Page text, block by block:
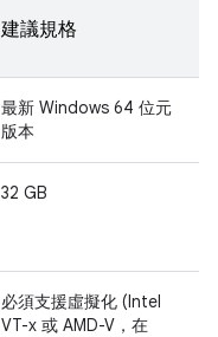
建議規格
最新 Windows 64 位元
版本
32 GB
必須支援虛擬化 (Intel
VT-x 或 AMD-V，在